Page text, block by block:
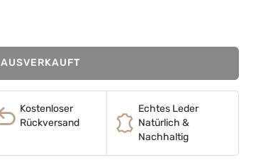
AUSVERKAUFT
Kostenloser
Rückversand
Echtes Leder
Natürlich &
Nachhaltig